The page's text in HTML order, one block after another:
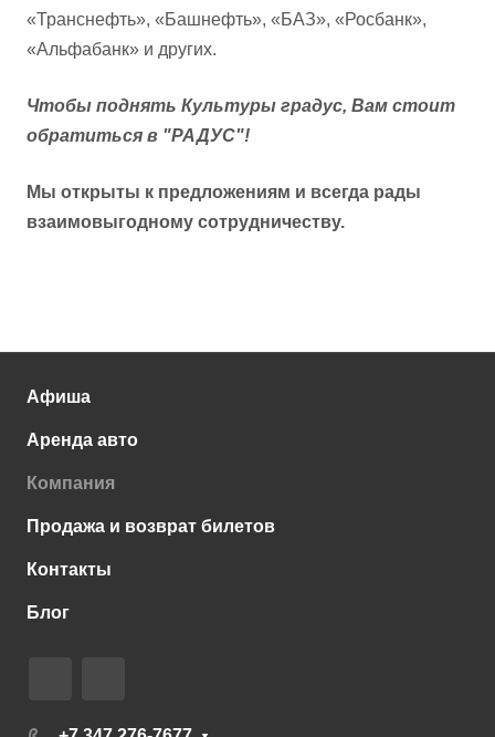
«Транснефть», «Башнефть», «БАЗ», «Росбанк»,
«Альфабанк» и других.
Чтобы поднять Культуры градус, Вам стоит
обратиться в "РАДУС"!
Мы открыты к предложениям и всегда рады
взаимовыгодному сотрудничеству.
Афиша
Аренда авто
Компания
Продажа и возврат билетов
Контакты
Блог